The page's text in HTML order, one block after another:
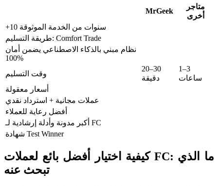
MrGeek
متاجر
أخرى
+10 سنوات من الخدمة الموثوقة
طريقة التسليم: Comfort Trade
نظام مبني بالذكاء الاصطناعي يضمن أمان
100%
وقت التسليم
20–30
دقيقة
1–3
ساعات
أسعار معقولة
عملات مجانية + استرداد نقدي
أفضل رعاية للعملاء
أكبر مدونة وأدلة إرشادية لـ FC
شهادة Test Winner
كيفية اختيار أفضل بائع لعملات FC: ما الذي
تبحث عنه